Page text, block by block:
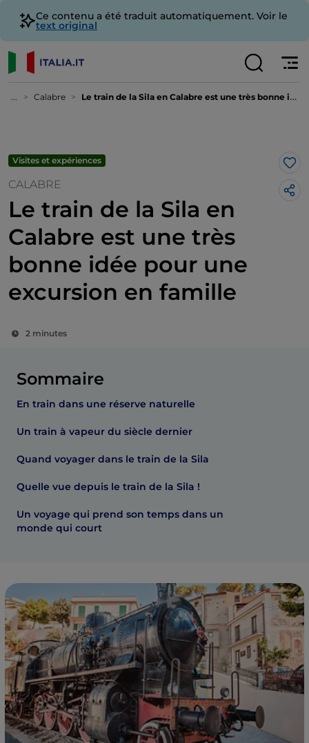
Ce contenu a été traduit automatiquement. Voir le
text original
... Calabre Le train de la Sila en Calabre est une très bonne idée pour une excursion en famille
Visites et expériences
CALABRE
Le train de la Sila en
Calabre est une très
bonne idée pour une
excursion en famille
2 minutes
Sommaire
En train dans une réserve naturelle
Un train à vapeur du siècle dernier
Quand voyager dans le train de la Sila
Quelle vue depuis le train de la Sila !
Un voyage qui prend son temps dans un
monde qui court